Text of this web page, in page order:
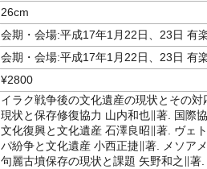
26cm
会期・会場:平成17年1月22日、23日 有
会期・会場:平成17年1月22日、23日 有
¥2800
イラク戦争後の文化遺産の現状とその
現状と保存修復協力 山内和也∥著. 国際
文化復興と文化遺産 石澤良昭∥著. ヴェ
パ紛争と文化遺産 小西正捷∥著. メソア
句麗古墳保存の現状と課題 矢野和之∥